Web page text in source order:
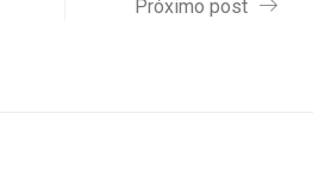
Próximo post